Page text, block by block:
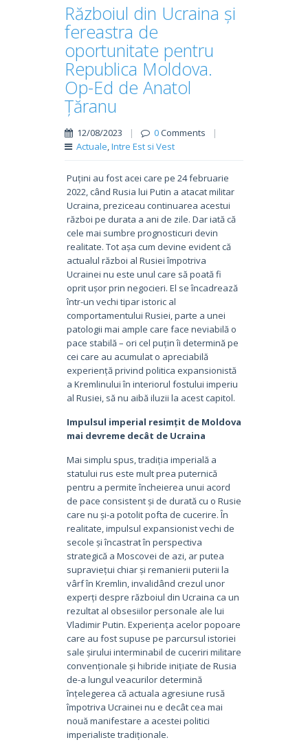
Războiul din Ucraina și
fereastra de
oportunitate pentru
Republica Moldova.
Op-Ed de Anatol
Țăranu
12/08/2023 | 0Comments
|
Actuale,Intre Est si Vest
Puțini au fost acei care pe 24 februarie
2022, când Rusia lui Putin a atacat militar
Ucraina, preziceau continuarea acestui
război pe durata a ani de zile. Dar iată că
cele mai sumbre prognosticuri devin
realitate. Tot așa cum devine evident că
actualul război al Rusiei împotriva
Ucrainei nu este unul care să poată fi
oprit ușor prin negocieri. El se încadrează
într-un vechi tipar istoric al
comportamentului Rusiei, parte a unei
patologii mai ample care face neviabilă o
pace stabilă – ori cel puțin îi determină pe
cei care au acumulat o apreciabilă
experiență privind politica expansionistă
a Kremlinului în interiorul fostului imperiu
al Rusiei, să nu aibă iluzii la acest capitol.
Impulsul imperial resimțit de Moldova
mai devreme decât de Ucraina
Mai simplu spus, tradiția imperială a
statului rus este mult prea puternică
pentru a permite încheierea unui acord
de pace consistent și de durată cu o Rusie
care nu și-a potolit pofta de cucerire. În
realitate, impulsul expansionist vechi de
secole și încastrat în perspectiva
strategică a Moscovei de azi, ar putea
supraviețui chiar și remanierii puterii la
vârf în Kremlin, invalidând crezul unor
experți despre războiul din Ucraina ca un
rezultat al obsesiilor personale ale lui
Vladimir Putin. Experiența acelor popoare
care au fost supuse pe parcursul istoriei
sale șirului interminabil de cuceriri militare
convenționale și hibride inițiate de Rusia
de-a lungul veacurilor determină
înțelegerea că actuala agresiune rusă
împotriva Ucrainei nu e decât cea mai
nouă manifestare a acestei politici
imperialiste tradiționale.